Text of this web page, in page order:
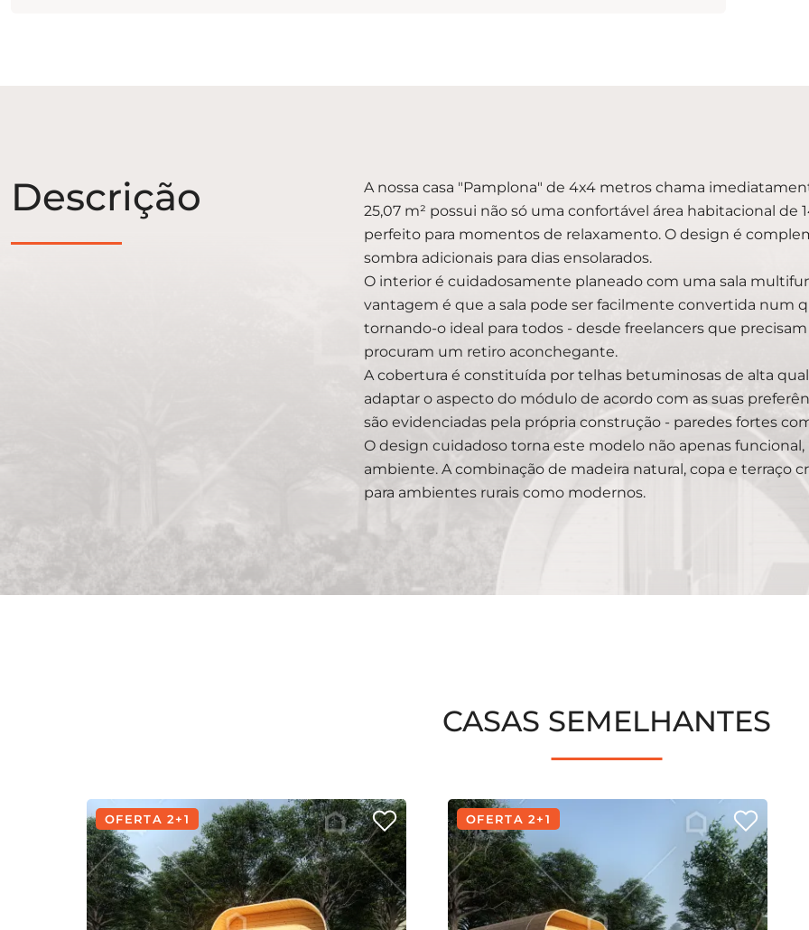
Descrição
A nossa casa "Pamplona" de 4x4 metros chama
25,07 m² possui não só uma confortável área habitacional de
perfeito para momentos de relaxamento. O design é
sombra adicionais para dias ensolarados.
O interior é cuidadosamente planeado com uma sala
vantagem é que a sala pode ser facilmente convertida num
tornando-o ideal para todos - desde freelancers que
procuram um retiro aconchegante.
A cobertura é constituída por telhas betuminosas de alta
adaptar o aspecto do módulo de acordo com as suas
são evidenciadas pela própria construção - paredes fortes
O design cuidadoso torna este modelo não apenas
ambiente. A combinação de madeira natural, copa e terraço
para ambientes rurais como modernos.
CASAS SEMELHANTES
OFERTA 2+1 OFERTA 2+1